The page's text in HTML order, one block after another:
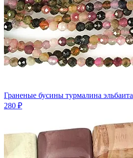
Граненые бусины турмалина эльбаита
280 ₽